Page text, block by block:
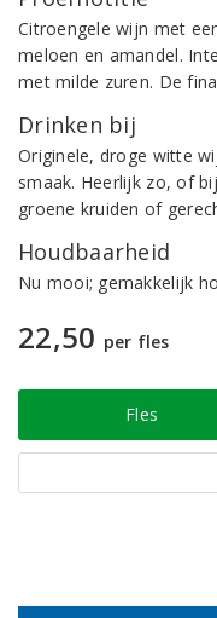
Citroengele wijn met
meloen en amandel.
met milde zuren. De
Drinken bij
Originele, droge witte
smaak. Heerlijk zo, of
groene kruiden of
Houdbaarheid
Nu mooi; gemakkelijk
22,50 per fles
Fles